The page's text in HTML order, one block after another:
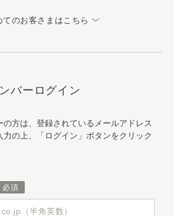
てのお客さまはこちら
バーログイン
の方は、登録されているメールアドレス
力の上、「ログイン」ボタンをクリック